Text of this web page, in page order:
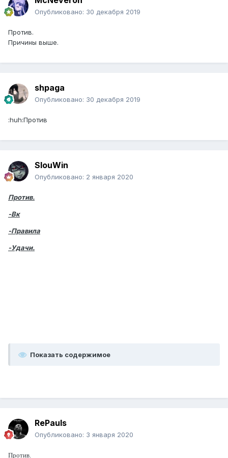
Опубликовано: 30 декабря 2019
Против.
Причины выше.
shpaga
Опубликовано: 30 декабря 2019
:huh:Против
SlouWin
Опубликовано: 2 января 2020
Против.
-Вк
-Правила
-Удачи.
Показать содержимое
RePauls
Опубликовано: 3 января 2020
Против.